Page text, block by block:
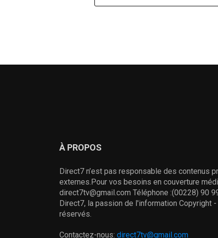
À PROPOS
Direct7 n’est pas responsable des contenus
externes.Pour vos besoins en couverture
direct7tv@gmail.com Téléphone :(00228) 90
Direct7, la passion de l'information Copyright
réservés.
Contactez-nous: direct7tv@gmail.com